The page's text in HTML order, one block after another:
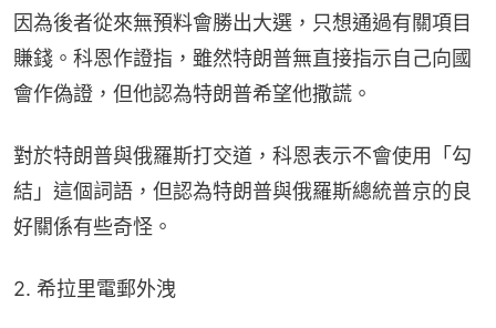
因為後者從來無預料會勝出大選，只想通過有關項目
賺錢。科恩作證指，雖然特朗普無直接指示自己向國
會作偽證，但他認為特朗普希望他撒謊。
對於特朗普與俄羅斯打交道，科恩表示不會使用「勾
結」這個詞語，但認為特朗普與俄羅斯總統普京的良
好關係有些奇怪。
2. 希拉里電郵外洩